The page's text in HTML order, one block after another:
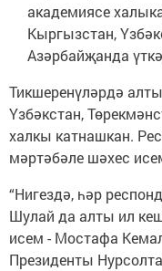
академиясе
Кыргызстан,
Азәрбайҗанда
Тикшеренүләрдә
Үзбәкстан,
халкы катнашкан.
мәртәбәле шәхес
“Нигездә, һәр
Шулай да алты ил
исем - Мостафа
Президенты